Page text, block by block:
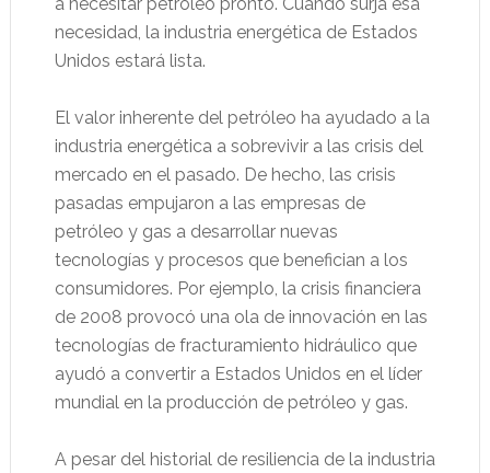
necesidad, la industria energética de Estados
Unidos estará lista.
El valor inherente del petróleo ha ayudado a la
industria energética a sobrevivir a las crisis del
mercado en el pasado. De hecho, las crisis
pasadas empujaron a las empresas de
petróleo y gas a desarrollar nuevas
tecnologías y procesos que benefician a los
consumidores. Por ejemplo, la crisis financiera
de 2008 provocó una ola de innovación en las
tecnologías de fracturamiento hidráulico que
ayudó a convertir a Estados Unidos en el líder
mundial en la producción de petróleo y gas.
A pesar del historial de resiliencia de la industria